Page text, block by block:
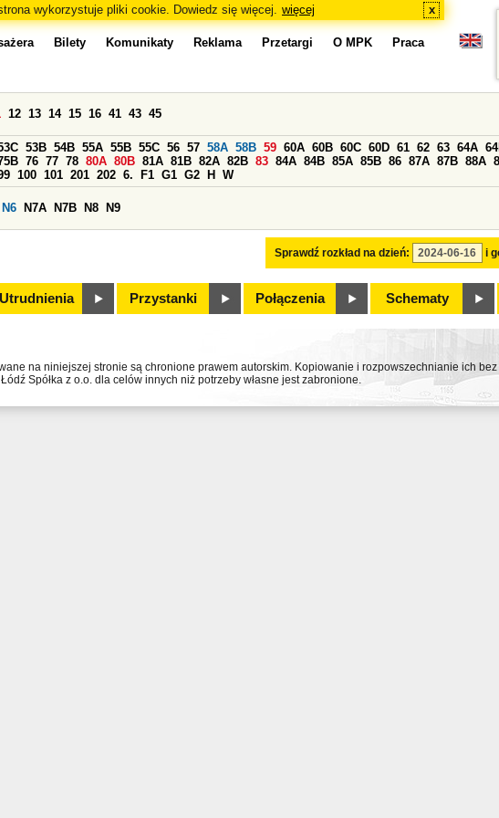
wykorzystuje pliki cookie. Dowiedz się więcej. więcej x
Bilety Komunikaty Reklama Przetargi O MPK Praca
Sprawdź rozkład na dzień: i
12 13 14 15 16 41 43 45
53B 54B 55A 55B 55C 56 57 58A 58B 59 60A 60B 60C 60D 61 62 63 64A
76 77 78 80A 80B 81A 81B 82A 82B 83 84A 84B 85A 85B 86 87A 87B 88A
100 101 201 202 6. F1 G1 G2 H W
N6 N7A N7B N8 N9
Utrudnienia Przystanki Połączenia Schematy
na niniejszej stronie są chronione prawem autorskim. Kopiowanie i rozpowszechnianie ich
Łódź Spółka z o.o. dla celów innych niż potrzeby własne jest zabronione.